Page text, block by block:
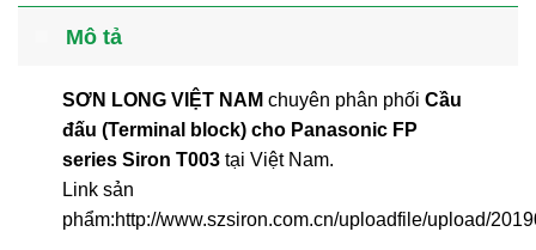
Mô tả
SƠN LONG VIỆT NAM chuyên phân phối Cầu
đấu (Terminal block) cho Panasonic FP
series Siron T003tại Việt Nam.
Link sản
phẩm:http://www.szsiron.com.cn/uploadfile/upload/